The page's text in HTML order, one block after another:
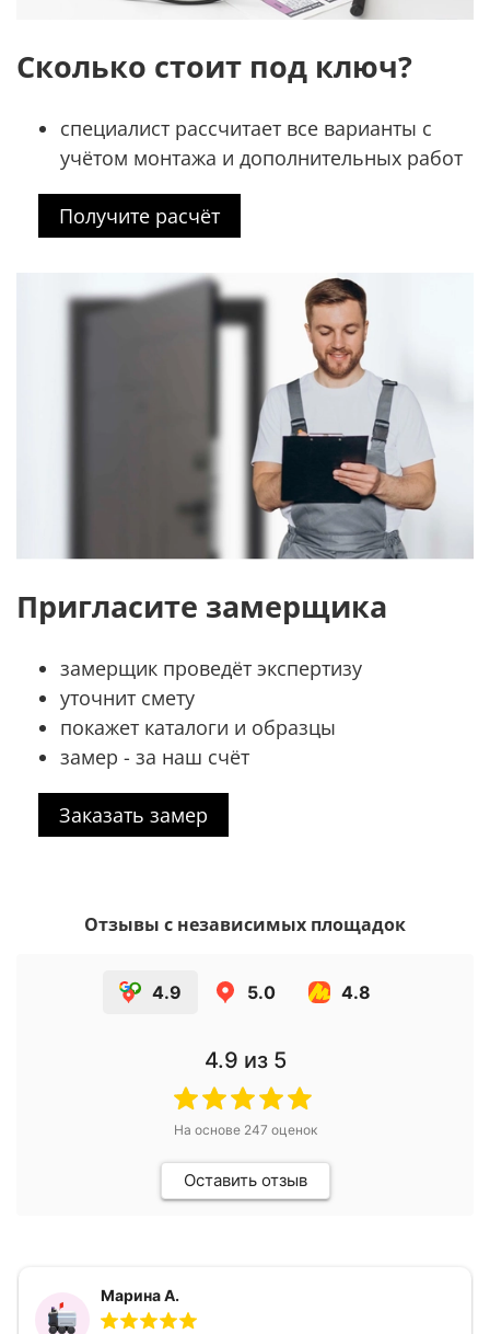
Сколько стоит под ключ?
специалист рассчитает все варианты с
учётом монтажа и дополнительных работ
Получите расчёт
Пригласите замерщика
замерщик проведёт экспертизу
уточнит смету
покажет каталоги и образцы
замер - за наш счёт
Заказать замер
Отзывы с независимых площадок
4.9 5.0 4.8
4.9 из 5
На основе 247 оценок
Оставить отзыв
Марина А.